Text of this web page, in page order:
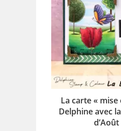
La carte « mise
Delphine avec